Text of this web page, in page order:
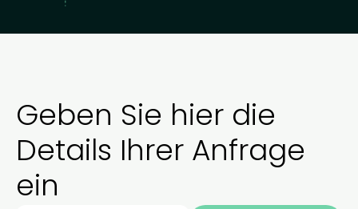
Geben Sie hier die
Details Ihrer Anfrage
ein